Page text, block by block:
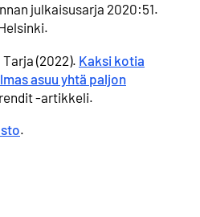
julkaisusarja 2020:51.
(2022). Kaksi kotia
asuu yhtä paljon
-artikkeli.
.